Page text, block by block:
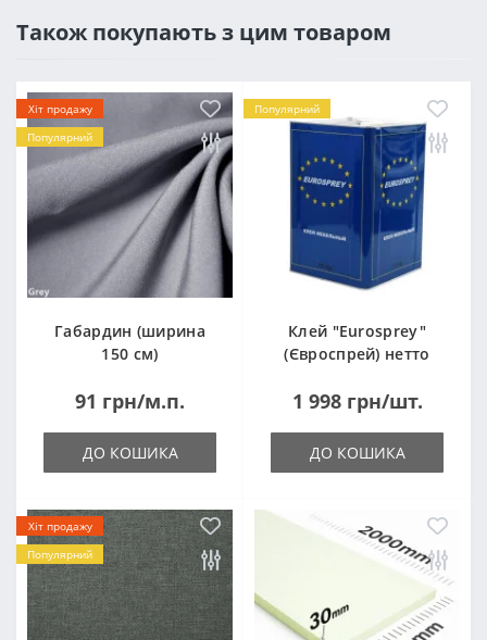
Також покупають з цим товаром
Хіт продажу
Популярний
Габардин (ширина
150 см)
91 грн/м.п.
ДО КОШИКА
Популярний
Клей "Eurosprey"
(Євроспрей) нетто
1 998 грн/шт.
ДО КОШИКА
Хіт продажу
Популярний